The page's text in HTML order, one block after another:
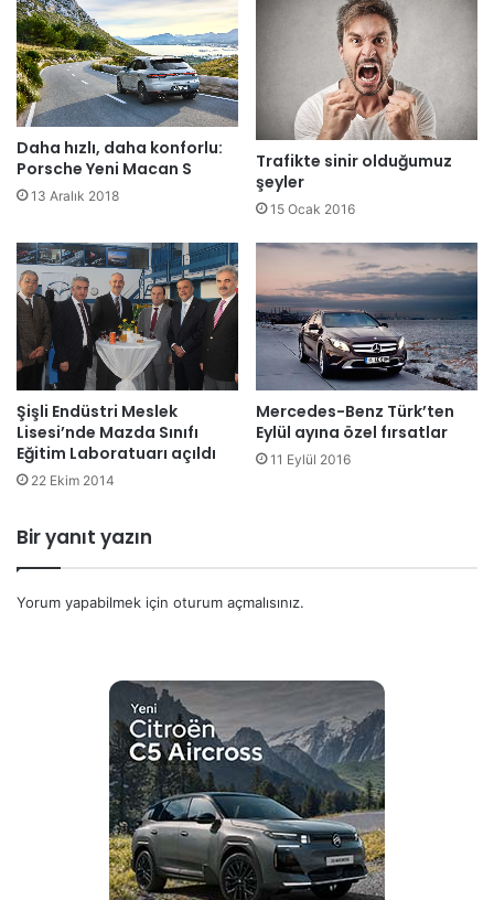
Daha hızlı, daha konforlu:
Porsche Yeni Macan S
13 Aralık 2018
Trafikte sinir olduğumuz
şeyler
15 Ocak 2016
Şişli Endüstri Meslek
Lisesi’nde Mazda Sınıfı
Eğitim Laboratuarı açıldı
22 Ekim 2014
Mercedes-Benz Türk’ten
Eylül ayına özel fırsatlar
11 Eylül 2016
Bir yanıt yazın
Yorum yapabilmek için oturum açmalısınız.